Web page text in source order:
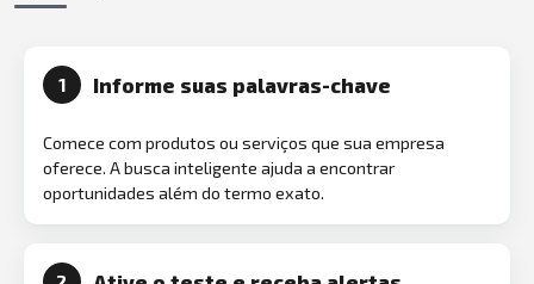
1 Informe suas palavras-chave
Comece com produtos ou serviços que sua empresa
oferece. A busca inteligente ajuda a encontrar
oportunidades além do termo exato.